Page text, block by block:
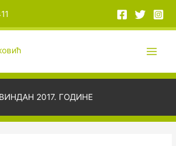
2017. ГОДИНЕ